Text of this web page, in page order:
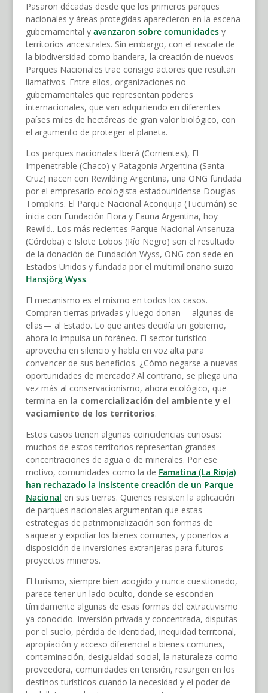
Pasaron décadas desde que los primeros parques
nacionales y áreas protegidas aparecieron en la escena
gubernamental y avanzaron sobrecomunidadesy
territorios ancestrales. Sin embargo, con el rescate de
la biodiversidad como bandera, la creación de nuevos
Parques Nacionales trae consigo actores que resultan
llamativos. Entre ellos, organizaciones no
gubernamentales que representan poderes
internacionales, que van adquiriendo en diferentes
países miles de hectáreas de gran valor biológico, con
el argumento de proteger al planeta.
Los parques nacionales Iberá (Corrientes), El
Impenetrable (Chaco) y Patagonia Argentina (Santa
Cruz) nacen con Rewilding Argentina, una ONG fundada
por el empresario ecologista estadounidense Douglas
Tompkins. El Parque Nacional Aconquija (Tucumán) se
inicia con Fundación Flora y Fauna Argentina, hoy
Rewild.. Los más recientes Parque Nacional Ansenuza
(Córdoba) e Islote Lobos (Río Negro) son el resultado
de la donación de Fundación Wyss, ONG con sede en
Estados Unidos y fundada por el multimillonario suizo
Hansjörg Wyss.
El mecanismo es el mismo en todos los casos.
Compran tierras privadas y luego donan —algunas de
ellas— al Estado. Lo que antes decidía un gobierno,
ahora lo impulsa un foráneo. El sector turístico
aprovecha en silencio y habla en voz alta para
convencer de sus beneficios. ¿Cómo negarse a nuevas
oportunidades de mercado? Al contrario, se pliega una
vez más al conservacionismo, ahora ecológico, que
termina en la comercialización del ambiente y el
vaciamiento de los territorios.
Estos casos tienen algunas coincidencias curiosas:
muchos de estos territorios representan grandes
concentraciones de agua o de minerales. Por ese
motivo, comunidades como la de Famatina (La Rioja)
han rechazado la insistente creación de un Parque
Nacional en sus tierras. Quienes resisten la aplicación
de parques nacionales argumentan que estas
estrategias de patrimonialización son formas de
saquear y expoliar los bienes comunes, y ponerlos a
disposición de inversiones extranjeras para futuros
proyectos mineros.
El turismo, siempre bien acogido y nunca cuestionado,
parece tener un lado oculto, donde se esconden
tímidamente algunas de esas formas del extractivismo
ya conocido. Inversión privada y concentrada, disputas
por el suelo, pérdida de identidad, inequidad territorial,
apropiación y acceso diferencial a bienes comunes,
contaminación, desigualdad social, la naturaleza como
proveedora, comunidades en tensión, resurgen en los
destinos turísticos cuando la necesidad y el poder de